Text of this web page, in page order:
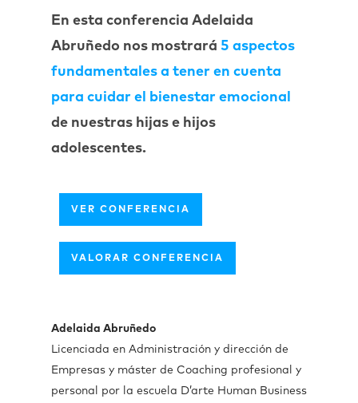
En esta conferencia Adelaida
Abruñedo nos mostrará 5 aspectos
fundamentales a tener en cuenta
para cuidar el bienestar emocional
de nuestras hijas e hijos
adolescentes.
VER CONFERENCIA
VALORAR CONFERENCIA
Adelaida Abruñedo
Licenciada en Administración y dirección de
Empresas y máster de Coaching profesional y
personal por la escuela D’arte Human Business